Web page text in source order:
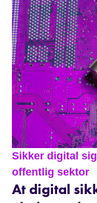
Sikker digital
offentlig sektor
At digital